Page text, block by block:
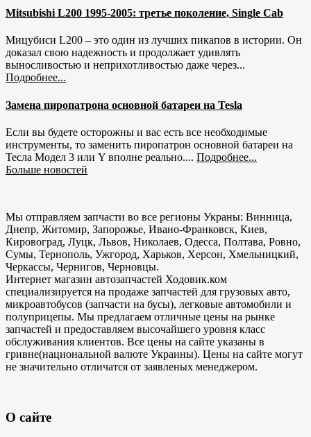
Mitsubishi L200 1995-2005: третье поколение, Single Cab
Мицубиси L200 – это один из лучших пикапов в истории. Он
доказал свою надежность и продолжает удивлять
выносливостью и неприхотливостью даже через...
Подробнее...
Замена пиропатрона основной батареи на Tesla
Если вы будете осторожны и вас есть все необходимые
инструменты, то заменить пиропатрон основной батареи на
Тесла Модел 3 или Y вполне реально.... Подробнее...
Больше новостей
Мы отправляем запчасти во все регионы Украны: Винница,
Днепр, Житомир, Запорожье, Ивано-Франковск, Киев,
Кировоград, Луцк, Львов, Николаев, Одесса, Полтава, Ровно,
Сумы, Тернополь, Ужгород, Харьков, Херсон, Хмельницкий,
Черкассы, Чернигов, Черновцы.
Интернет магазин автозапчастей Ходовик.ком
специализируется на продаже запчастей для грузовых авто,
микроавтобусов (запчасти на бусы), легковые автомобили и
полуприцепы. Мы предлагаем отличные цены на рынке
запчастей и предоставляем высочайшего уровня класс
обслуживания клиентов. Все цены на сайте указаны в
гривне(национальной валюте Украины). Цены на сайте могут
не значительно отличатся от заявленых менеджером.
О сайте